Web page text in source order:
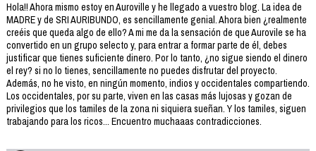
Hola!! Ahora mismo estoy en Auroville y he llegado a vuestro blog. La idea de
MADRE y de SRI AURIBUNDO, es sencillamente genial. Ahora bien ¿realmente
creéis que queda algo de ello? A mi me da la sensación de que Aurovile se ha
convertido en un grupo selecto y, para entrar a formar parte de él, debes
justificar que tienes suficiente dinero. Por lo tanto, ¿no sigue siendo el dinero
el rey? si no lo tienes, sencillamente no puedes disfrutar del proyecto.
Además, no he visto, en ningún momento, indios y occidentales compartiendo.
Los occidentales, por su parte, viven en las casas más lujosas y gozan de
privilegios que los tamiles de la zona ni siquiera sueñan. Y los tamiles, siguen
trabajando para los ricos... Encuentro muchaaas contradicciones.